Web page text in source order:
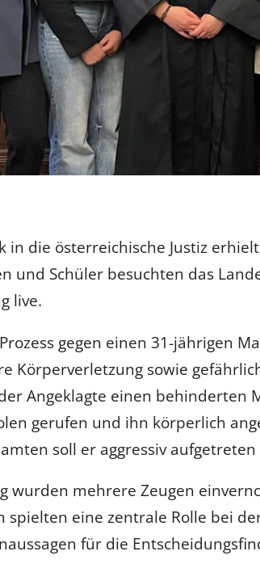
in die österreichische Justiz
und Schüler besuchten das
live.
gegen einen 31-jährigen
Körperverletzung sowie
Angeklagte einen behinderten
gerufen und ihn körperlich
soll er aggressiv aufgetreten
wurden mehrere Zeugen
spielten eine zentrale Rolle bei
für die